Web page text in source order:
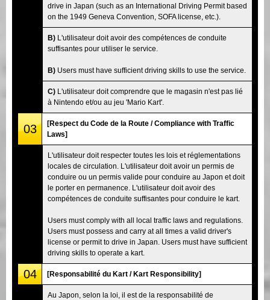
drive in Japan (such as an International Driving Permit based
on the 1949 Geneva Convention, SOFA license, etc.).
B) L'utilisateur doit avoir des compétences de conduite
suffisantes pour utiliser le service.
B) Users must have sufficient driving skills to use the service.
C) L'utilisateur doit comprendre que le magasin n'est pas lié
à Nintendo et/ou au jeu 'Mario Kart'.
03
[Respect du Code de la Route / Compliance with Traffic
Laws]
L'utilisateur doit respecter toutes les lois et réglementations
locales de circulation. L'utilisateur doit avoir un permis de
conduire ou un permis valide pour conduire au Japon et doit
le porter en permanence. L'utilisateur doit avoir des
compétences de conduite suffisantes pour conduire le kart.
Users must comply with all local traffic laws and regulations.
Users must possess and carry at all times a valid driver's
license or permit to drive in Japan. Users must have sufficient
driving skills to operate a kart.
04 [Responsabilité du Kart / Kart Responsibility]
Au Japon, selon la loi, il est de la responsabilité de